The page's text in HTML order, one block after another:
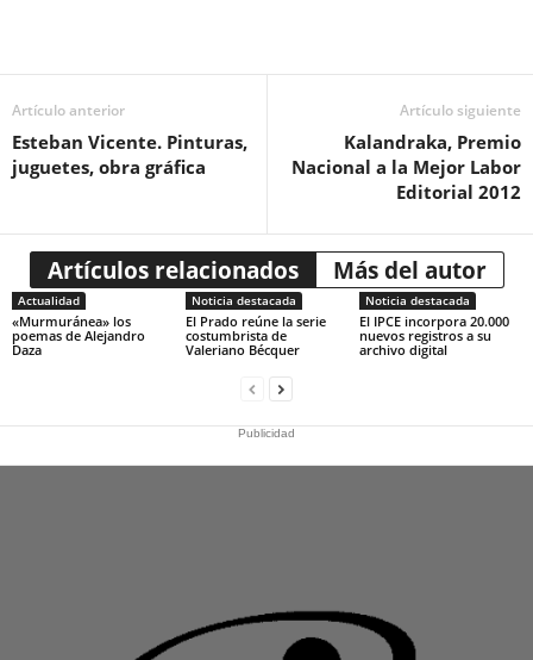
Artículo anterior
Esteban Vicente. Pinturas,
juguetes, obra gráfica
Artículo siguiente
Kalandraka, Premio
Nacional a la Mejor Labor
Editorial 2012
Artículos relacionados Más del autor
Actualidad
«Murmuránea» los
poemas de Alejandro
Daza
Noticia destacada
El Prado reúne la serie
costumbrista de
Valeriano Bécquer
Noticia destacada
El IPCE incorpora 20.000
nuevos registros a su
archivo digital
Publicidad